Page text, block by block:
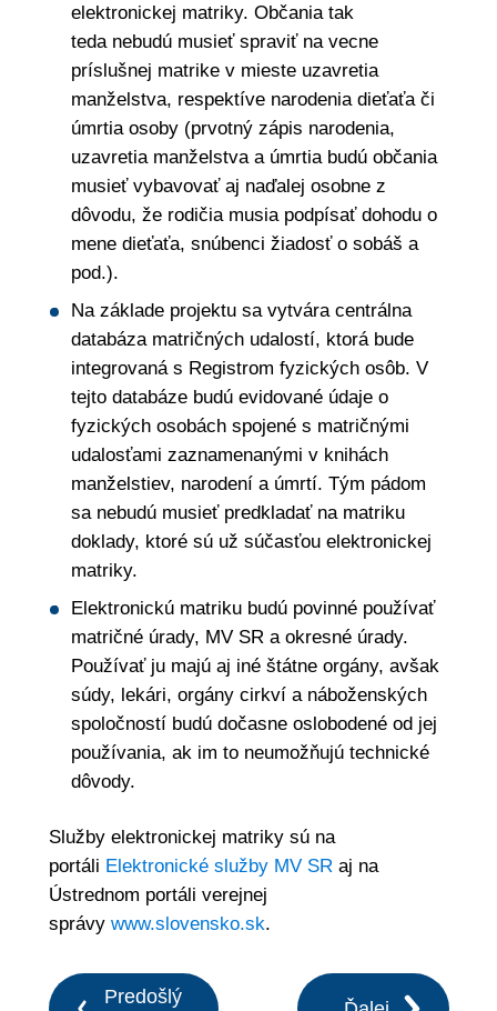
elektronickej matriky. Občania tak
teda nebudú musieť spraviť na vecne
príslušnej matrike v mieste uzavretia
manželstva, respektíve narodenia dieťaťa či
úmrtia osoby (prvotný zápis narodenia,
uzavretia manželstva a úmrtia budú občania
musieť vybavovať aj naďalej osobne z
dôvodu, že rodičia musia podpísať dohodu o
mene dieťaťa, snúbenci žiadosť o sobáš a
pod.).
Na základe projektu sa vytvára centrálna
databáza matričných udalostí, ktorá bude
integrovaná s Registrom fyzických osôb. V
tejto databáze budú evidované údaje o
fyzických osobách spojené s matričnými
udalosťami zaznamenanými v knihách
manželstiev, narodení a úmrtí. Tým pádom
sa nebudú musieť predkladať na matriku
doklady, ktoré sú už súčasťou elektronickej
matriky.
Elektronickú matriku budú povinné používať
matričné úrady, MV SR a okresné úrady.
Používať ju majú aj iné štátne orgány, avšak
súdy, lekári, orgány cirkví a náboženských
spoločností budú dočasne oslobodené od jej
používania, ak im to neumožňujú technické
dôvody.
Služby elektronickej matriky sú na
portáli Elektronické služby MV SR aj na
Ústrednom portáli verejnej
správy www.slovensko.sk.
Predošlý